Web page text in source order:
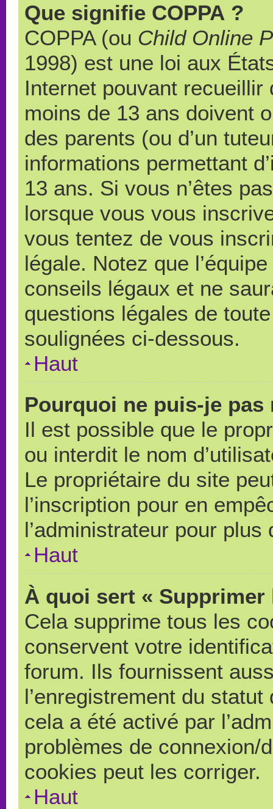
Que signifie COPPA ?
COPPA (ou Child Online
1998) est une loi aux
Internet pouvant
moins de 13 ans doivent
des parents (ou d’un
informations permettant
13 ans. Si vous n’êtes
lorsque vous vous
vous tentez de vous
légale. Notez que
conseils légaux et ne
questions légales de
soulignées ci-dessous.
Haut
Pourquoi ne puis-je pas
Il est possible que le
ou interdit le nom
Le propriétaire du site
l’inscription pour en
l’administrateur pour
Haut
À quoi sert «
Cela supprime tous les
conservent votre
forum. Ils fournissent
l’enregistrement du
cela a été activé par
problèmes de connexion/
cookies peut les corriger.
Haut